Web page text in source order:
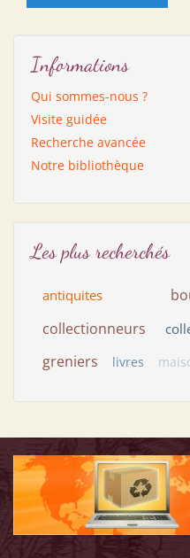
Informations
Qui sommes-nous ?
Visite guidée
Recherche avancée
Notre bibliothèque
Les plus recherchés
antiquites
collectionneurs
greniers livres